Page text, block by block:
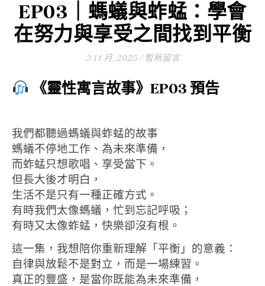
EP03｜螞蟻與蚱蜢：學會
在努力與享受之間找到平衡
3 11 月, 2025 / 暫無留言
《靈性寓言故事》EP03 預告
我們都聽過螞蟻與蚱蜢的故事
螞蟻不停地工作、為未來準備，
而蚱蜢只想歌唱、享受當下。
但長大後才明白，
生活不是只有一種正確方式。
有時我們太像螞蟻，忙到忘記呼吸；
有時又太像蚱蜢，快樂卻沒有根。
這一集，我想陪你重新理解「平衡」的意義：
自律與放鬆不是對立，而是一場練習。
真正的豐盛，是當你既能為未來準備，